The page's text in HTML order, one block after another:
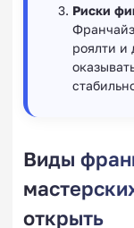
Риски
роялти и
Виды
открыть